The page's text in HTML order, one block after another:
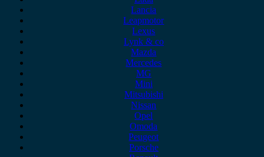
Lancia
Leapmotor
Lexus
Lynk & co
Mazda
Mercedes
MG
Mini
Mitsubishi
Nissan
Opel
Omoda
Peugeot
Porsche